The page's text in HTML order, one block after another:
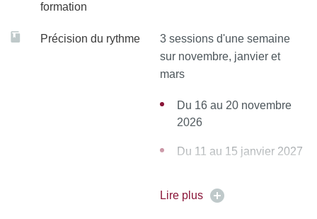
formation
Précision du rythme
3 sessions d'une semaine
sur novembre, janvier et
mars
Du 16 au 20 novembre
2026
Du 11 au 15 janvier 2027
Lire plus